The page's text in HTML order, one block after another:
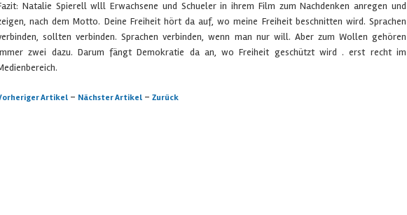
Natalie Spierell wlll Erwachsene und Schueler in ihrem Film zum Nachdenken anregen und
nach dem Motto. Deine Freiheit hört da auf, wo meine Freiheit beschnitten wird. Sprachen
sollten verbinden. Sprachen verbinden, wenn man nur will. Aber zum Wollen gehören
zwei dazu. Darum fängt Demokratie da an, wo Freiheit geschützt wird . erst recht im
Artikel - Nächster Artikel - Zurück